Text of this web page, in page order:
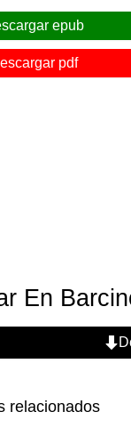
epub
pdf
En
relacionados